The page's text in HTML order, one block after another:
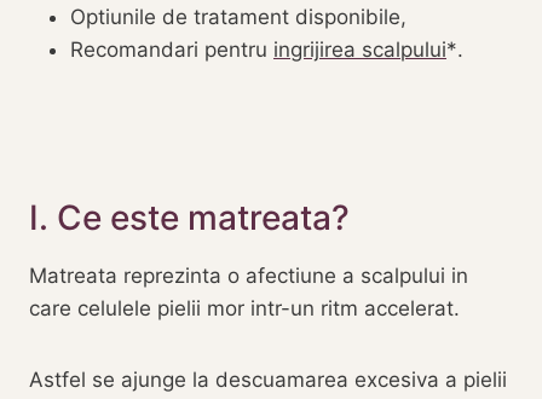
Optiunile de tratament disponibile,
Recomandari pentru ingrijirea scalpului .
I. Ce este matreata?
Matreata reprezinta o afectiune a scalpului in
care celulele pielii mor intr-un ritm accelerat.
Astfel se ajunge la descuamarea excesiva a pielii